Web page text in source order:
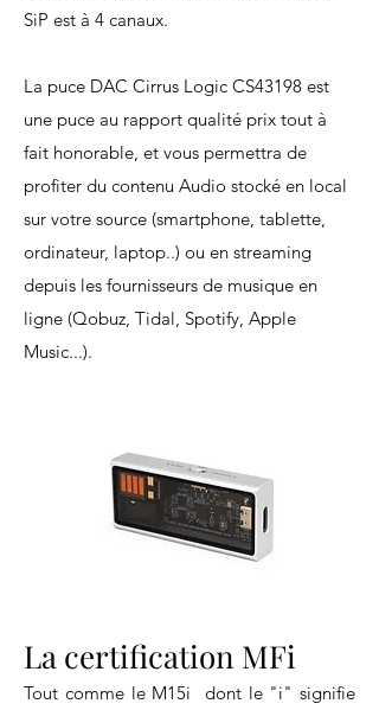
SiP est à 4 canaux.
La puce DAC Cirrus Logic CS43198 est
une puce au rapport qualité prix tout à
fait honorable, et vous permettra de
profiter du contenu Audio stocké en local
sur votre source (smartphone, tablette,
ordinateur, laptop..) ou en streaming
depuis les fournisseurs de musique en
ligne (Qobuz, Tidal, Spotify, Apple
Music...).
La certification MFi
Tout comme le M15i dont le "i" signifie